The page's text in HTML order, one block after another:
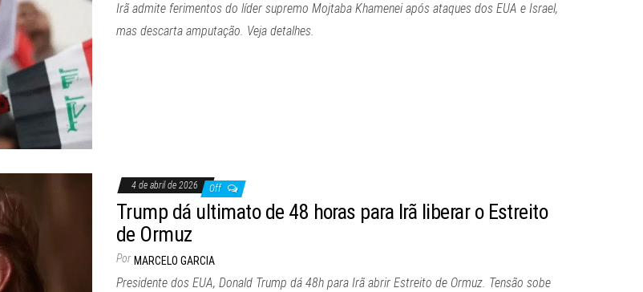
Irã admite ferimentos do líder supremo Mojtaba Khamenei após ataques dos EUA e Israel,
mas descarta amputação. Veja detalhes.
4 de abril de 2026 Off
Trump dá ultimato de 48 horas para Irã liberar o Estreito
de Ormuz
Por MARCELO GARCIA
Presidente dos EUA, Donald Trump dá 48h para Irã abrir Estreito de Ormuz. Tensão sobe